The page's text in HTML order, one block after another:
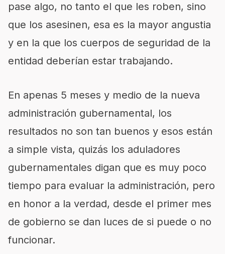
pase algo, no tanto el que les roben, sino
que los asesinen, esa es la mayor angustia
y en la que los cuerpos de seguridad de la
entidad deberían estar trabajando.
En apenas 5 meses y medio de la nueva
administración gubernamental, los
resultados no son tan buenos y esos están
a simple vista, quizás los aduladores
gubernamentales digan que es muy poco
tiempo para evaluar la administración, pero
en honor a la verdad, desde el primer mes
de gobierno se dan luces de si puede o no
funcionar.